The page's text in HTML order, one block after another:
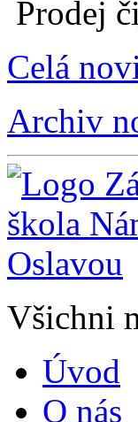
Prodej
Celá
Archiv
Všichni
Úvod
O nás